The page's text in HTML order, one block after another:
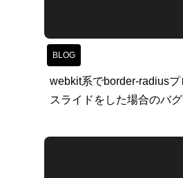
BLOG
webkit系でborder-radius
スライドをした場合のバ